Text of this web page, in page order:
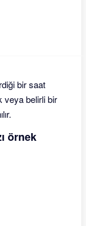
bir saat
veya belirli bir
örnek